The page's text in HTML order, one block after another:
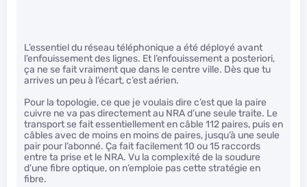
L’essentiel du réseau téléphonique a été déployé avant
l’enfouissement des lignes. Et l’enfouissement a posteriori,
ça ne se fait vraiment que dans le centre ville. Dès que tu
arrives un peu à l’écart, c’est aérien.
Pour la topologie, ce que je voulais dire c’est que la paire
cuivre ne va pas directement au NRA d’une seule traite. Le
transport se fait essentiellement en câble 112 paires, puis en
câbles avec de moins en moins de paires, jusqu’à une seule
pair pour l’abonné. Ça fait facilement 10 ou 15 raccords
entre ta prise et le NRA. Vu la complexité de la soudure
d’une fibre optique, on n’emploie pas cette stratégie en
fibre.